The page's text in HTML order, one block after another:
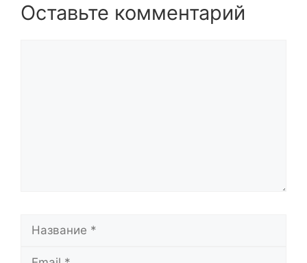
Оставьте комментарий